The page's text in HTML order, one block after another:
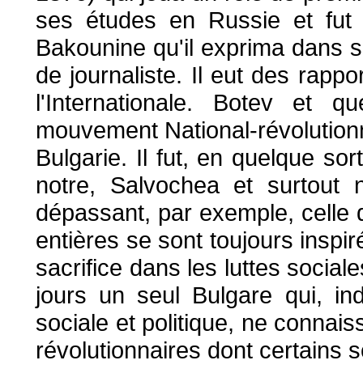
ses études en Russie et fut
Bakounine qu'il exprima dans
de journaliste. Il eut des
l'Internationale. Botev et
mouvement National-
Bulgarie. Il fut, en quelque
notre, Salvochea et surtout
dépassant, par exemple, celle
entières se sont toujours
sacrifice dans les luttes
jours un seul Bulgare qui,
sociale et politique, ne
révolutionnaires dont certains